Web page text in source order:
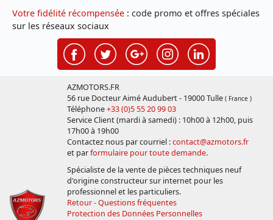
Votre fidélité récompensée : code promo et offres spéciales
sur les réseaux sociaux
AZMOTORS.FR
56 rue Docteur Aimé Audubert - 19000 Tulle ( France )
Téléphone+33 (0)5 55 20 99 03
Service Client (mardi à samedi) : 10h00 à 12h00, puis
17h00 à 19h00
Contactez nous par courriel :contact@azmotors.fr
et parformulaire pour toute demande.
Spécialiste de la vente de pièces techniques neuf
d'origine constructeur sur internet pour les
professionnel et les particuliers.
Retour - Questions fréquentes
Protection des Données Personnelles